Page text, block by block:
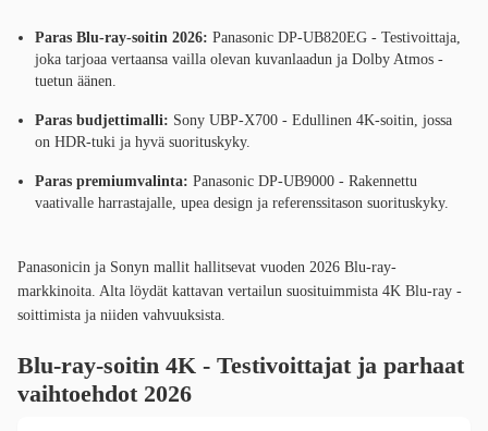
Paras Blu-ray-soitin 2026: Panasonic DP-UB820EG - Testivoittaja,
joka tarjoaa vertaansa vailla olevan kuvanlaadun ja Dolby Atmos -
tuetun äänen.
Paras budjettimalli: Sony UBP-X700 - Edullinen 4K-soitin, jossa
on HDR-tuki ja hyvä suorituskyky.
Paras premiumvalinta: Panasonic DP-UB9000 - Rakennettu
vaativalle harrastajalle, upea design ja referenssitason suorituskyky.
Panasonicin ja Sonyn mallit hallitsevat vuoden 2026 Blu-ray-
markkinoita. Alta löydät kattavan vertailun suosituimmista 4K Blu-ray -
soittimista ja niiden vahvuuksista.
Blu-ray-soitin 4K - Testivoittajat ja parhaat
vaihtoehdot 2026